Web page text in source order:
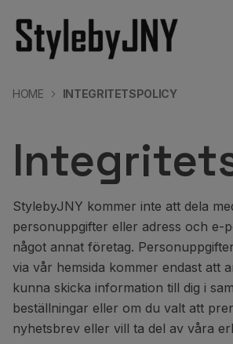
HOME INTEGRITETSPOLICY
StylebyJNY kommer inte att dela
personuppgifter eller adress och e-
något annat företag.
via vår hemsida kommer endast att
kunna skicka information till dig i
beställningar eller om du valt att
nyhetsbrev eller vill ta del av våra